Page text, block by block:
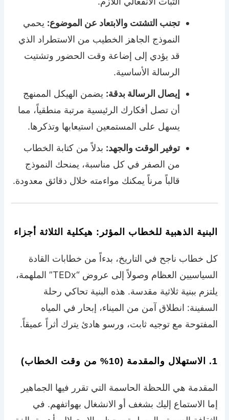
تجنب التشتت والابتعاد عن الموضوع: يحمي
النموذج الجاهز الخطيب من الاستطراد الذي
قد يؤدي إلى إضاعة وقت الحضور وتشتيت
الرسالة الأساسية.
إيصال الرسالة بدقة: يضمن الهيكل الممنهج
أن تصل أفكارك الرئيسية مرتبة منطقياً، مما
يسهل على المستمعين استيعابها وتذكرها.
توفير الوقت والجهد: بدلاً من كتابة الخطاب
من الصفر في كل مناسبة، يمنحك النموذج
قالباً مرناً يمكنك مواءمته خلال دقائق معدودة.
البنية الذهبية للخطاب المؤثر: هيكلية الثلاثة أجزاء
كل خطاب ناجح في التاريخ، بدءاً من خطابات القادة
السياسيين العظام وصولاً إلى عروض “TEDx” الملهمة،
يلتزم ببنية ثلاثية مقدسة. هذه البنية تحاكي رحلة
السفينة: انطلاق آمن من الميناء، إبحار في المياه
المفتوحة مع توجيه ثابت، ورسو هادئ يترك أثراً عميقاً.
1. الاستهلال والمقدمة (10% من وقت الخطاب)
المقدمة هي اللحظة الحاسمة التي تقرر فيها الجماهير
إما الاستماع إليك بشغف أو الانشغال بهواتفهم. في